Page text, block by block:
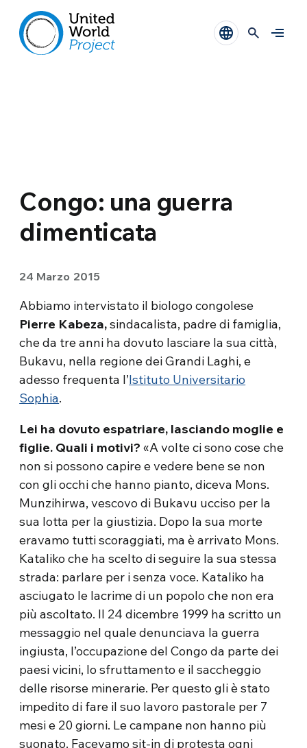
Congo: una guerra
dimenticata
24 Marzo 2015
Abbiamo intervistato il biologo congolese
Pierre Kabeza,sindacalista, padre di famiglia,
che da tre anni ha dovuto lasciare la sua città,
Bukavu, nella regione dei Grandi Laghi, e
adesso frequenta l’Istituto Universitario
Sophia.
Lei ha dovuto espatriare, lasciando moglie e
figlie. Quali i motivi?«A volte ci sono cose che
non si possono capire e vedere bene se non
con gli occhi che hanno pianto, diceva Mons.
Munzihirwa, vescovo di Bukavu ucciso per la
sua lotta per la giustizia. Dopo la sua morte
eravamo tutti scoraggiati, ma è arrivato Mons.
Kataliko che ha scelto di seguire la sua stessa
strada: parlare per i senza voce. Kataliko ha
asciugato le lacrime di un popolo che non era
più ascoltato. Il 24 dicembre 1999 ha scritto un
messaggio nel quale denunciava la guerra
ingiusta, l’occupazione del Congo da parte dei
paesi vicini, lo sfruttamento e il saccheggio
delle risorse minerarie. Per questo gli è stato
impedito di fare il suo lavoro pastorale per 7
mesi e 20 giorni. Le campane non hanno più
suonato. Facevamo sit-in di protesta ogni